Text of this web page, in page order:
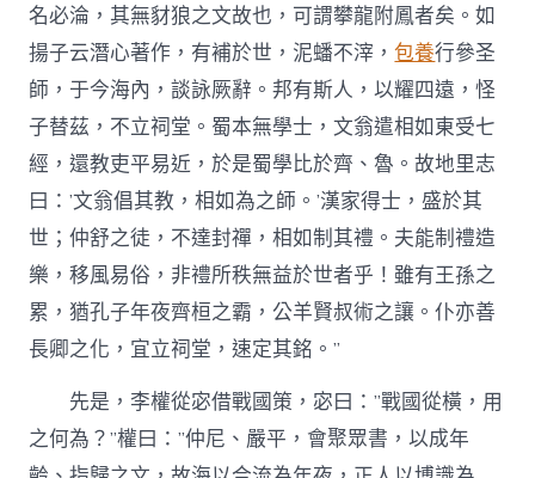
名必淪，其無豺狼之文故也，可謂攀龍附鳳者矣。如
揚子云潛心著作，有補於世，泥蟠不滓，包養行參圣
師，于今海內，談詠厥辭。邦有斯人，以耀四遠，怪
子替茲，不立祠堂。蜀本無學士，文翁遣相如東受七
經，還教吏平易近，於是蜀學比於齊、魯。故地里志
曰：’文翁倡其教，相如為之師。’漢家得士，盛於其
世；仲舒之徒，不達封禪，相如制其禮。夫能制禮造
樂，移風易俗，非禮所秩無益於世者乎！雖有王孫之
累，猶孔子年夜齊桓之霸，公羊賢叔術之讓。仆亦善
長卿之化，宜立祠堂，速定其銘。”
先是，李權從宓借戰國策，宓曰：”戰國從橫，用
之何為？”權曰：”仲尼、嚴平，會聚眾書，以成年